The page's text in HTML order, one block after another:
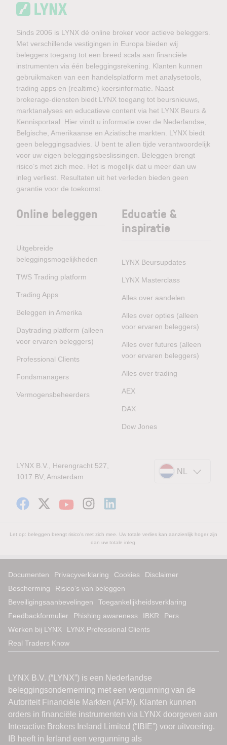
Sinds 2006 is LYNX dé online broker voor actieve beleggers.
Met verschillende vestigingen in Europa bieden wij
beleggers toegang tot een breed scala aan financiële
instrumenten via één beleggingsrekening. Klanten kunnen
gebruikmaken van een handelsplatform met analysetools,
trading apps en (realtime) koersinformatie. Naast
brokerage-diensten biedt LYNX toegang tot beursnieuws,
marktanalyses en educatieve content via het LYNX Beurs &
Kennisportaal. Hier vindt u informatie over de Nederlandse,
Belgische, Amerikaanse en Aziatische markten. LYNX biedt
geen beleggingsadvies. U bent te allen tijde verantwoordelijk
voor uw eigen beleggingsbeslissingen. Beleggen brengt
risico’s met zich mee. Het is mogelijk dat u meer dan uw
inleg verliest. Resultaten uit het verleden bieden geen
garantie voor de toekomst.
Online beleggen
Uitgebreide
beleggingsmogelijkheden
TWS Trading platform
Trading Apps
Beleggen in Amerika
Daytrading platform (alleen
voor ervaren beleggers)
Professional Clients
Fondsmanagers
Vermogensbeheerders
Educatie &
inspiratie
LYNX Beursupdates
LYNX Masterclass
Alles over aandelen
Alles over opties (alleen
voor ervaren beleggers)
Alles over futures (alleen
voor ervaren beleggers)
Alles over trading
AEX
DAX
Dow Jones
LYNX B.V., Herengracht 527,
1017 BV, Amsterdam
NL
Let op: beleggen brengt risico's met zich mee. Uw totale verlies kan aanzienlijk hoger zijn
dan uw totale inleg.
Documenten Privacyverklaring Cookies
Disclaimer
Bescherming
Risico’s van beleggen
Beveiligingsaanbevelingen
Toegankelijkheidsverklaring
Feedbackformulier
Phishing awareness IBKR
Pers
Werken bij LYNX
LYNX Professional Clients
Real Traders Know